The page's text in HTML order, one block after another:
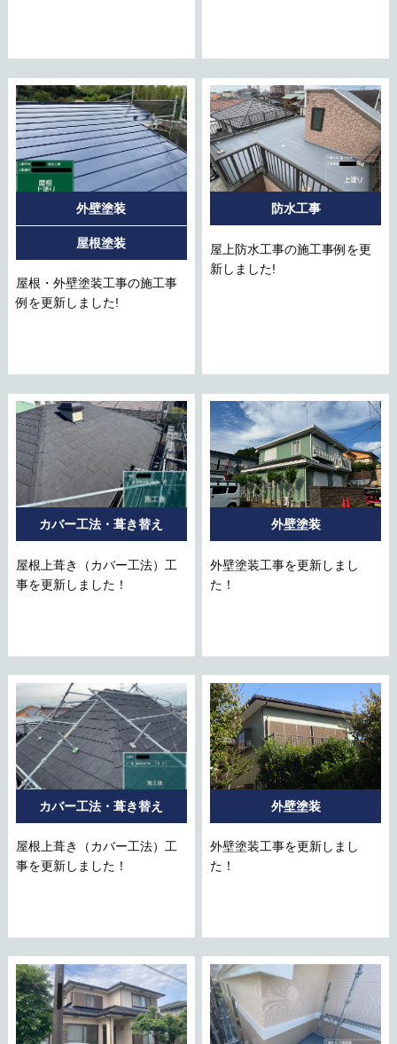
外壁塗装
屋根塗装
屋根・外壁塗装工事の施工事
例を更新しました!
防水工事
屋上防水工事の施工事例を更
新しました!
カバー工法・葺き替え
屋根上葺き（カバー工法）工
事を更新しました！
外壁塗装
外壁塗装工事を更新しまし
た！
カバー工法・葺き替え
屋根上葺き（カバー工法）工
事を更新しました！
外壁塗装
外壁塗装工事を更新しまし
た！